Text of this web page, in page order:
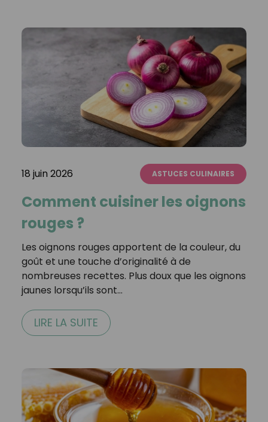
18 juin 2026 ASTUCES CULINAIRES
Comment cuisiner les oignons
rouges ?
Les oignons rouges apportent de la couleur, du
goût et une touche d’originalité à de
nombreuses recettes. Plus doux que les oignons
jaunes lorsqu’ils sont…
LIRE LA SUITE